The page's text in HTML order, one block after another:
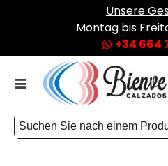
Unsere
Montag bis
+34 664